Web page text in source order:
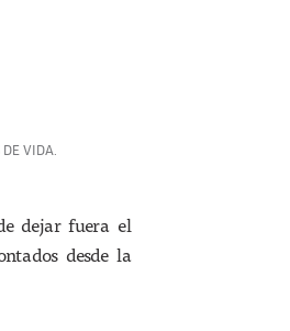
DE VIDA.
dejar fuera el
desde la